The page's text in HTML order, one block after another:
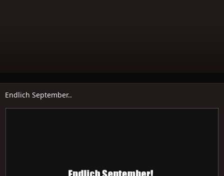
Endlich September..